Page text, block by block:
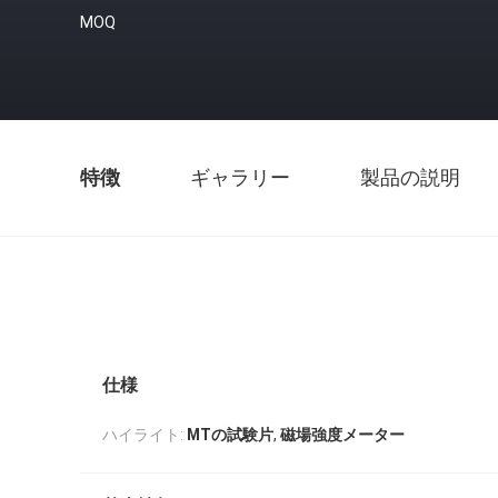
MOQ
特徴 ギャラリー 製品の説明
仕様
ハイライト: MTの試験片, 磁場強度メーター